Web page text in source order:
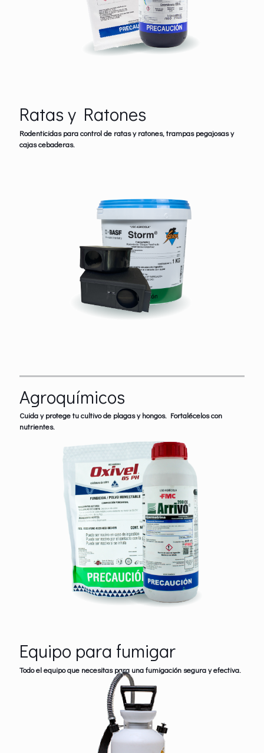
Ratas y Ratones
Rodenticidas para control de ratas y ratones, trampas pegajosas y
cajas cebaderas.
Agroquímicos
Cuida y protege tu cultivo de plagas y hongos. Fortalécelos con
nutrientes.
Equipo para fumigar
Todo el equipo que necesitas para una fumigación segura y efectiva.